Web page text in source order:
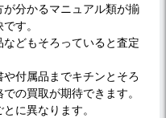
分かるマニュアル類が揃
す。
どもそろっていると査定
付属品までキチンとそろ
の買取が期待できます。
に異なります。